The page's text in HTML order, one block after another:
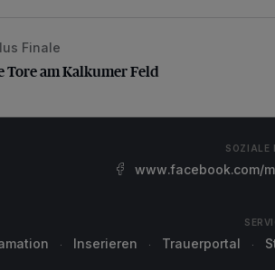
am Kalkumer Feld
Finale
am Kalkumer Feld
SOZIALE
www.facebook.com/
Inserieren Trauerportal